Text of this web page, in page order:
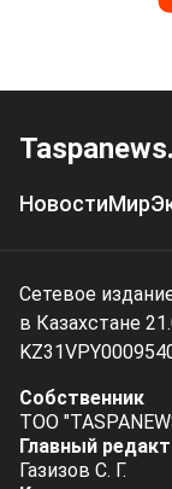
НовостиМир
Сетевое
в Казахстане
Собственник
ТОО
Главный
Газизов С. Г.